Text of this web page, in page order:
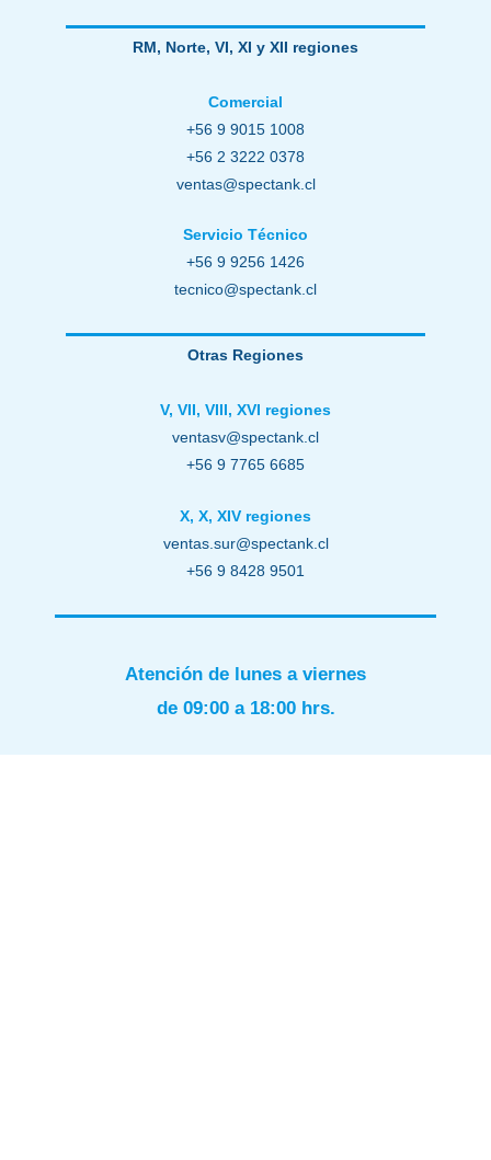
RM, Norte, VI, XI y XII regiones
Comercial
+56 9 9015 1008
+56 2 3222 0378
ventas@spectank.cl
Servicio Técnico
+56 9 9256 1426
tecnico@spectank.cl
Otras Regiones
V, VII, VIII, XVI regiones
ventasv@spectank.cl
+56 9 7765 6685
X, X, XIV regiones
ventas.sur@spectank.cl
+56 9 8428 9501
Atención de lunes a viernes
de 09:00 a 18:00 hrs.